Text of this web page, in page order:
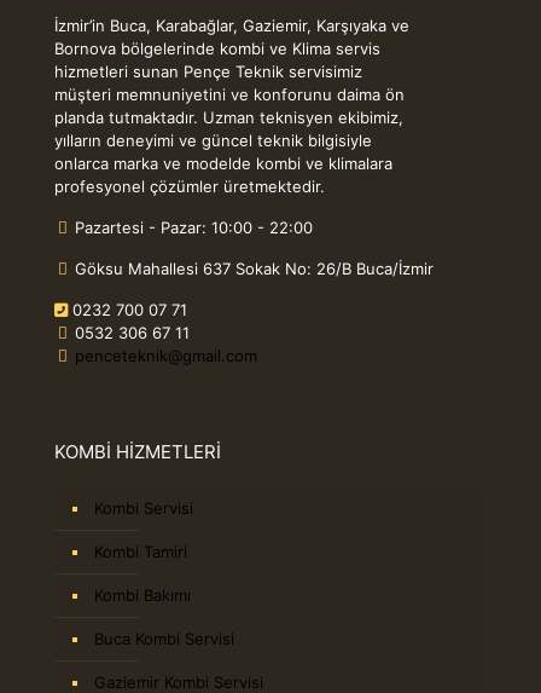
İzmir’in Buca, Karabağlar, Gaziemir, Karşıyaka ve
Bornova bölgelerinde kombi ve Klima servis
hizmetleri sunan Pençe Teknik servisimiz
müşteri memnuniyetini ve konforunu daima ön
planda tutmaktadır. Uzman teknisyen ekibimiz,
yılların deneyimi ve güncel teknik bilgisiyle
onlarca marka ve modelde kombi ve klimalara
profesyonel çözümler üretmektedir.
Pazartesi - Pazar: 10:00 - 22:00
Göksu Mahallesi 637 Sokak No: 26/B Buca/İzmir
0232 700 07 71
0532 306 67 11
penceteknik@gmail.com
KOMBİ HİZMETLERİ
Kombi Servisi
Kombi Tamiri
Kombi Bakımı
Buca Kombi Servisi
Gaziemir Kombi Servisi